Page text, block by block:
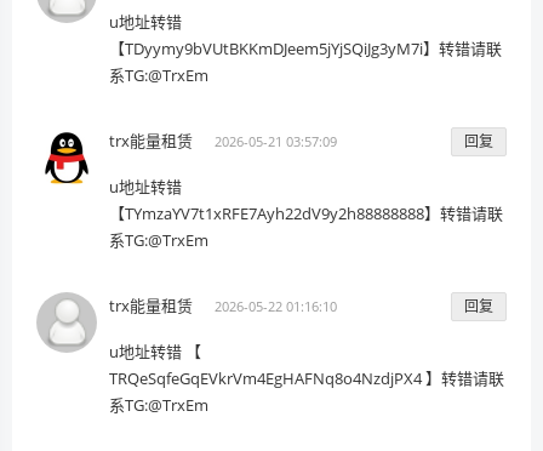
u地址转错
【TDyymy9bVUtBKKmDJeem5jYjSQiJg3yM7i】转错请联
系TG:@TrxEm
trx能量租赁 2026-05-21 03:57:09 回复
u地址转错
【TYmzaYV7t1xRFE7Ayh22dV9y2h88888888】转错请联
系TG:@TrxEm
trx能量租赁 2026-05-22 01:16:10 回复
u地址转错 【
TRQeSqfeGqEVkrVm4EgHAFNq8o4NzdjPX4 】转错请联
系TG:@TrxEm